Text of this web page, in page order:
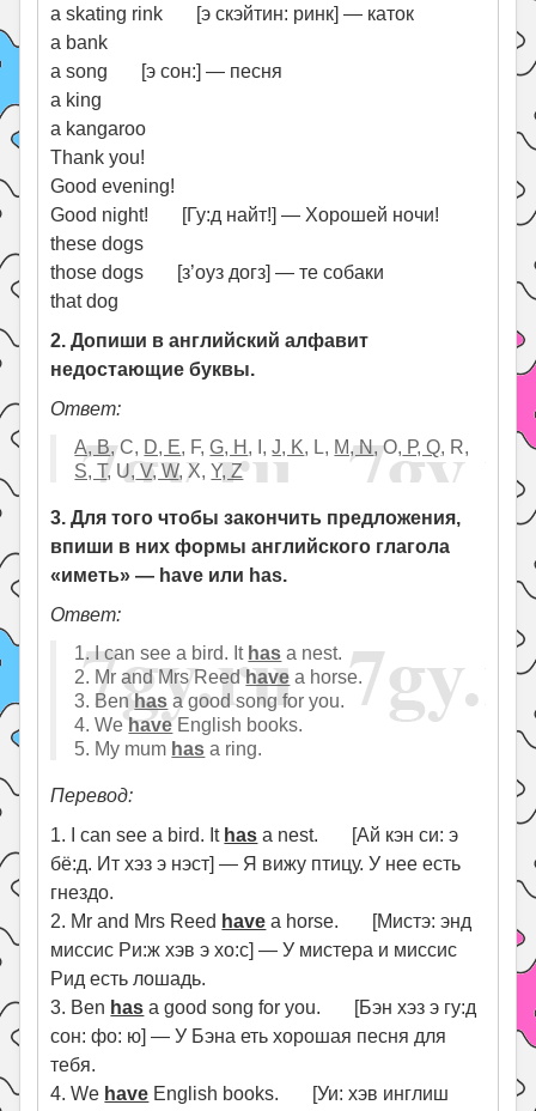
a skating rink [э скэйтин: ринк] — каток
a bank
a song [э сон:] — песня
a king
a kangaroo
Thank you!
Good evening!
Good night! [Гу:д найт!] — Хорошей ночи!
these dogs
those dogs [з’оуз догз] — те собаки
that dog
2. Допиши в английский алфавит
недостающие буквы.
Ответ:
А, B, C, D, E, F,G, H, I,J, K, L, М, N, O, Р, Q, R,
S, T, U,V, W, X,Y, Z
3. Для того чтобы закончить предложения,
впиши в них формы английского глагола
«иметь» — have или has.
Ответ:
1. I can see a bird. It has a nest.
2. Mr and Mrs Reedhave a horse.
3. Benhas a good song for you.
4. WehaveEnglish books.
5. My mum has a ring.
Перевод:
1. I can see a bird. It has a nest. [Ай кэн си: э
бё:д. Ит хэз э нэст] — Я вижу птицу. У нее есть
гнездо.
2. Mr and Mrs Reed have a horse. [Мистэ: энд
миссис Ри:ж хэв э хо:с] — У мистера и миссис
Рид есть лошадь.
3. Ben has a good song for you. [Бэн хэз э гу:д
сон: фо: ю] — У Бэна еть хорошая песня для
тебя.
4. We have English books. [Уи: хэв инглиш